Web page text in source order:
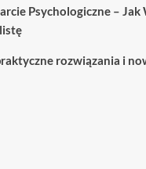
Psychologiczne – Jak
rozwiązania i